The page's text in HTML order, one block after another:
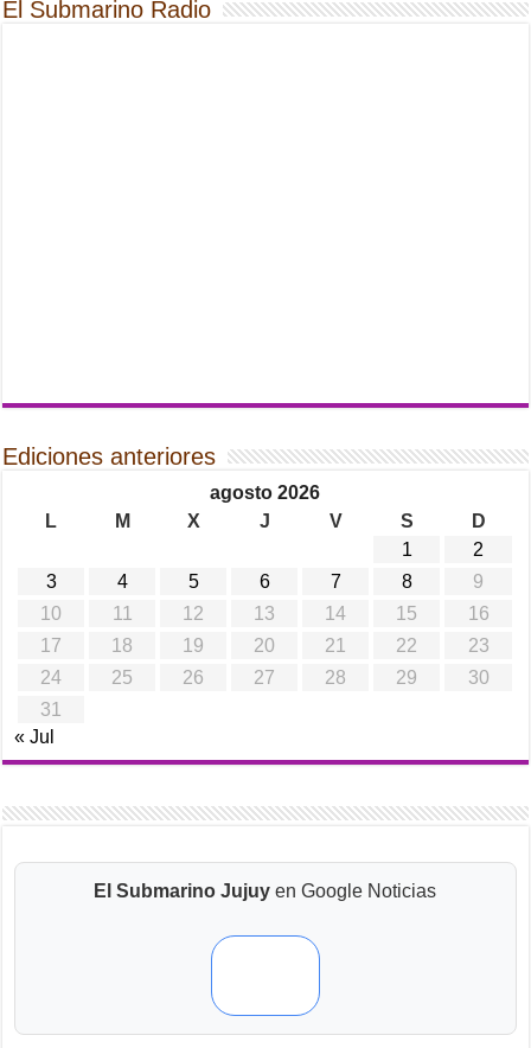
El Submarino Radio
Ediciones anteriores
agosto 2026
L
M X J V S
D
1
2
3
4 5 6 7 8
9
10
11 12 13 14 15
16
17
18 19 20 21 22
23
24
25 26 27 28 29
30
31
« Jul
El Submarino Jujuy en Google Noticias